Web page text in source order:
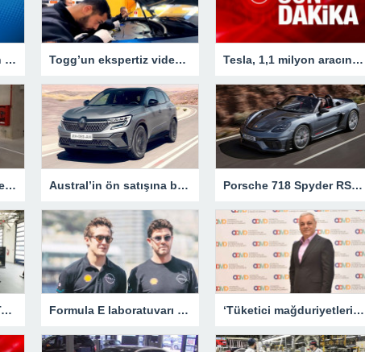
Elektrikli Dacia Çin’den ‘dolaylı’ yoldan gelebilir – Otomobil Haberleri Togg’un ekspertiz videosunu yayınladılar! Eksperi yapan usta o detay karşısında şaştı kaldı Tesla, 1,1 milyon aracını geri çağırıyor
Togg'dan teslimat ve servis açıklaması Austral’in ön satışına başlanıyor – Otomobil Haberleri Porsche 718 Spyder RS resmen tanıtıldı
Mercedes Travego ve Tourismo yenilendi Formula E laboratuvarı – Otomobil Haberleri ‘Tüketici mağduriyetlerinin önüne geçilmesinden yanayız’